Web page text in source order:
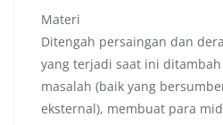
Materi
Ditengah persaingan dan
yang terjadi saat ini
masalah (baik yang
eksternal), membuat para